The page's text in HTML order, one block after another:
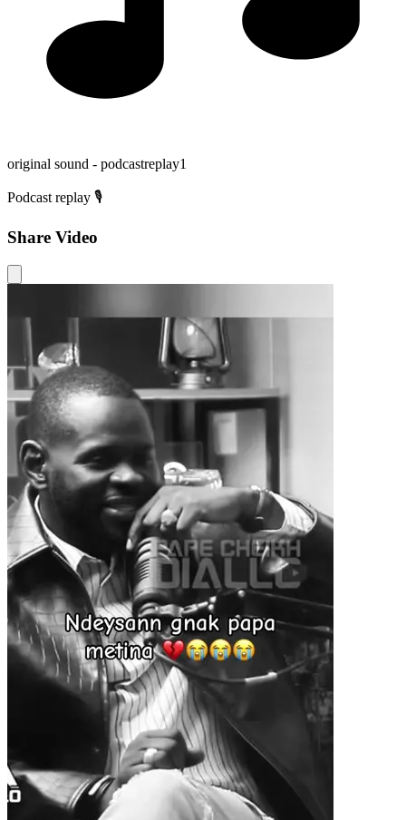
original sound - podcastreplay1
Podcast replay 🎙️
Share Video